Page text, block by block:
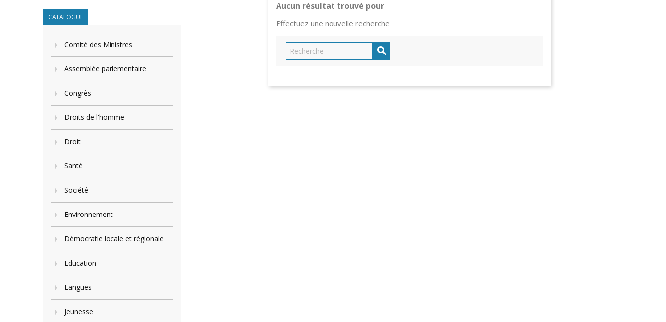
CATALOGUE
Comité des Ministres
Assemblée parlementaire
Congrès
Droits de l'homme
Droit
Santé
Société
Environnement
Démocratie locale et régionale
Education
Langues
Jeunesse
Aucun résultat trouvé pour
Effectuez une nouvelle recherche
